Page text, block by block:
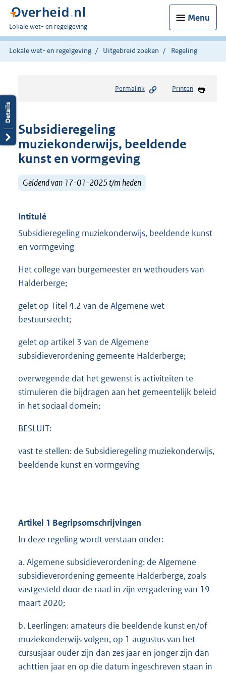
Menu
U
bent
hier:
Lokale wet- en regelgeving
Lokale wet- en regelgeving Uitgebreid zoeken Regeling
Permalink Printen
Subsidieregeling
muziekonderwijs, beeldende
kunst en vormgeving
Geldend van 17-01-2025 t/m heden
Intitulé
Subsidieregeling muziekonderwijs, beeldende kunst
en vormgeving
Het college van burgemeester en wethouders van
Halderberge;
gelet op Titel 4.2 van de Algemene wet
bestuursrecht;
gelet op artikel 3 van de Algemene
subsidieverordening gemeente Halderberge;
overwegende dat het gewenst is activiteiten te
stimuleren die bijdragen aan het gemeentelijk beleid
in het sociaal domein;
BESLUIT:
vast te stellen: de Subsidieregeling muziekonderwijs,
beeldende kunst en vormgeving
Artikel 1 Begripsomschrijvingen
In deze regeling wordt verstaan onder:
a. Algemene subsidieverordening: de Algemene
subsidieverordening gemeente Halderberge, zoals
vastgesteld door de raad in zijn vergadering van 19
maart 2020;
b. Leerlingen: amateurs die beeldende kunst en/of
muziekonderwijs volgen, op 1 augustus van het
cursusjaar ouder zijn dan zes jaar en jonger zijn dan
achttien jaar en op die datum ingeschreven staan in